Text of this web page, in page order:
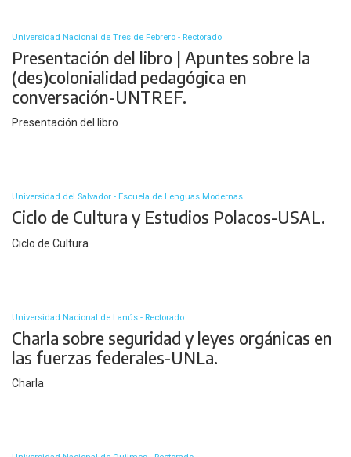
Universidad Nacional de Tres de Febrero - Rectorado
Presentación del libro | Apuntes sobre la
(des)colonialidad pedagógica en
conversación-UNTREF.
Presentación del libro
Universidad del Salvador - Escuela de Lenguas Modernas
Ciclo de Cultura y Estudios Polacos-USAL.
Ciclo de Cultura
Universidad Nacional de Lanús - Rectorado
Charla sobre seguridad y leyes orgánicas en
las fuerzas federales-UNLa.
Charla